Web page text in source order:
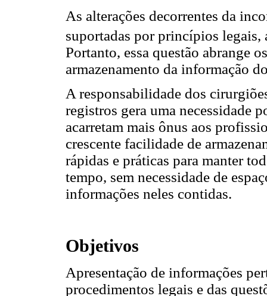
As alterações decorrentes da
suportadas por princípios legais,
Portanto, essa questão abrange
armazenamento da informação
A responsabilidade dos
registros gera uma necessidade
acarretam mais ônus aos
crescente facilidade de
rápidas e práticas para manter
tempo, sem necessidade de
informações neles contidas.
Objetivos
Apresentação de informações
procedimentos legais e das